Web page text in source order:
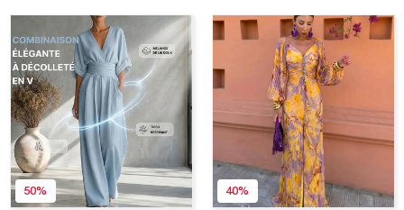
50% 40%